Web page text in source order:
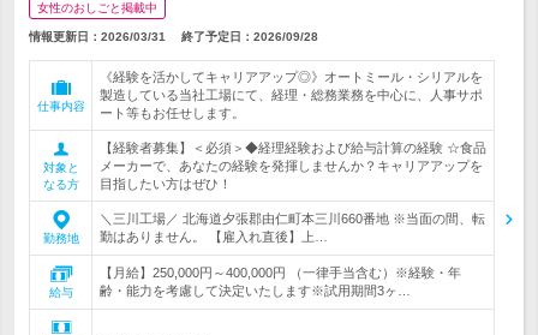
女性のおしごと掲載中
情報更新日：2026/03/31 終了予定日： 2026/09/28
仕事内容
《経験を活かしてキャリアアップ◎》オートミール・シリアルを
製造している当社工場にて、経理・総務業務を中心に、人事サポ
ート等もお任せします。
対象と
なる方
【経験者募集】＜必須＞◆経理経験および給与計算の経験 ☆食品
メーカーで、あなたの経験を発揮しませんか？キャリアアップを
目指したい方はぜひ！
勤務地
＼三川工場／ 北海道夕張郡由仁町本三川660番地 ※当面の間、転
勤はありません。 【雇入れ直後】上…
給与
【月給】250,000円～400,000円 （一律手当含む）※経験・年
齢・能力を考慮して決定いたします※試用期間3ヶ…